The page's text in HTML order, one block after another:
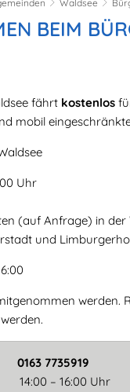
Waldsee
BEIM
fährt kostenlos
mobil
Uhr
(auf Anfrage) in
und
werden.
7735919
– 16:00 Uhr